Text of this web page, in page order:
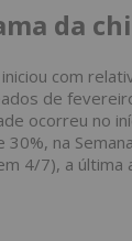
da
com
de
ocorreu no
na
4/7), a